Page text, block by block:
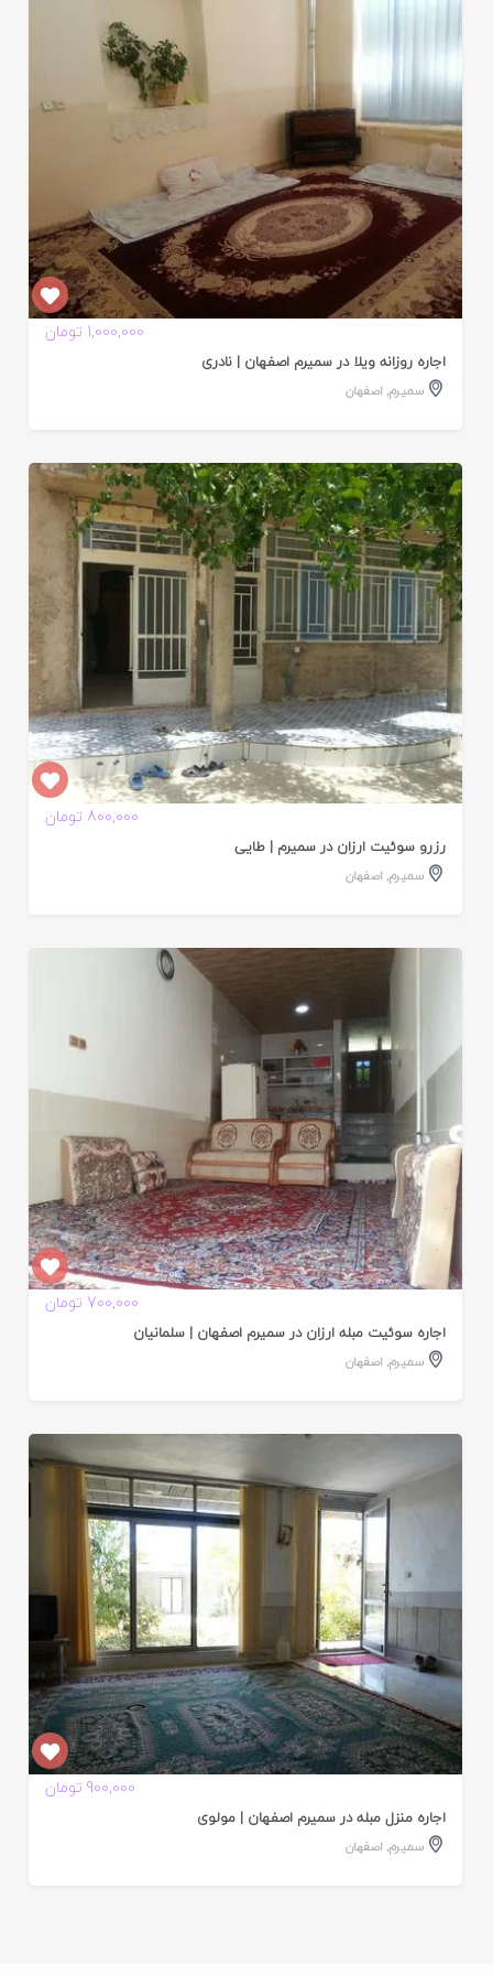
1,000,000 تومان
اجاره روزانه ویلا در سمیرم اصفهان | نادری
سمیرم, اصفهان
800,000 تومان
رزرو سوئیت ارزان در سمیرم | طایی
سمیرم, اصفهان
700,000 تومان
اجاره سوئیت مبله ارزان در سمیرم اصفهان | سلمانیان
سمیرم, اصفهان
900,000 تومان
اجاره منزل مبله در سمیرم اصفهان | مولوی
سمیرم, اصفهان